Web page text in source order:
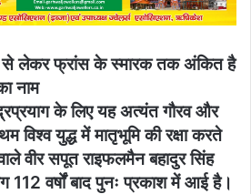
से लेकर फ्रांस के स्मारक तक अंकित है
नाम
के लिए यह अत्यंत गौरव और
विश्व युद्ध में मातृभूमि की रक्षा करते
वीर सपूत राइफलमैन बहादुर सिंह
112 वर्षों बाद पुनः प्रकाश में आई है।